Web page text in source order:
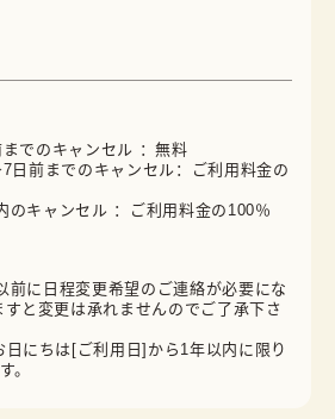
でのキャンセル ：無料
日前までのキャンセル：ご利用料金の
のキャンセル ：ご利用料金の100％
に日程変更希望のご連絡が必要にな
すと変更は承れませんのでご了承下さ
にちは[ご利用日]から1年以内に限り
。